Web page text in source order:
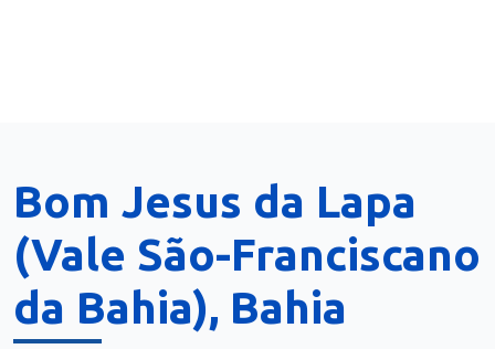
Bom Jesus da Lapa
(Vale São-Franciscano
da Bahia), Bahia